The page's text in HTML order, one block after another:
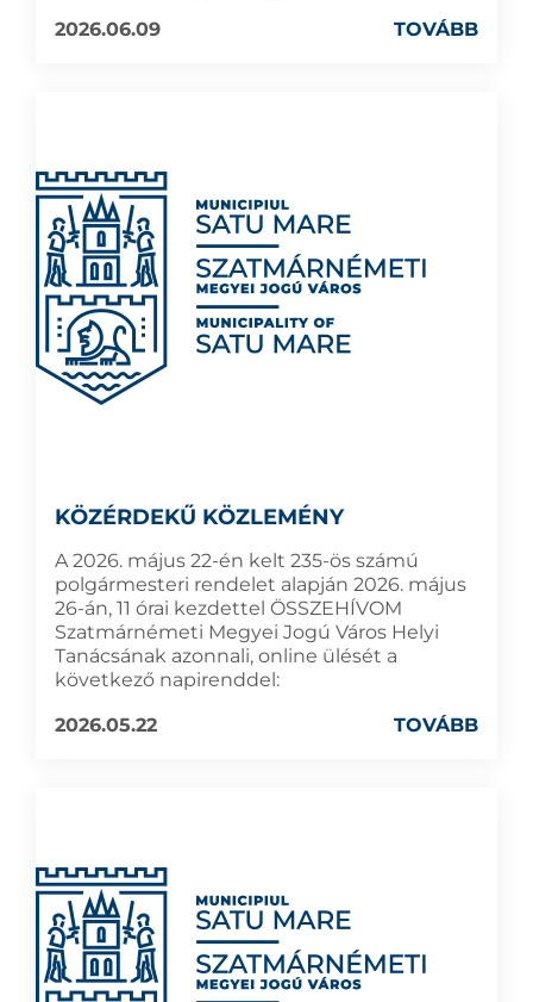
2026.06.09
TOVÁBB
KÖZÉRDEKŰ KÖZLEMÉNY
A 2026. május 22-én kelt 235-ös számú
polgármesteri rendelet alapján 2026. május
26-án, 11 órai kezdettel ÖSSZEHÍVOM
Szatmárnémeti Megyei Jogú Város Helyi
Tanácsának azonnali, online ülését a
következő napirenddel:
2026.05.22
TOVÁBB